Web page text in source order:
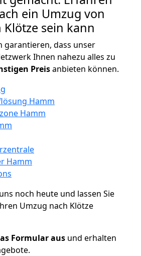
ein Umzug von
sein kann
garantieren, dass unser
Ihnen nahezu alles zu
Preisanbieten können.
Hamm
Hamm
Hamm
noch heute und lassen Sie
Umzug nach Klötze
Formular aus und erhalten